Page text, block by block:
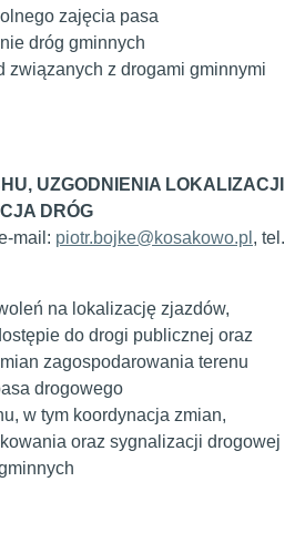
zajęcia pasa
dróg gminnych
związanych z drogami gminnymi
UZGODNIENIA LOKALIZACJI
DRÓG
mail: piotr.bojke@kosakowo.pl , tel.
na lokalizację zjazdów,
do drogi publicznej oraz
zagospodarowania terenu
drogowego
w tym koordynacja zmian,
oraz sygnalizacji drogowej